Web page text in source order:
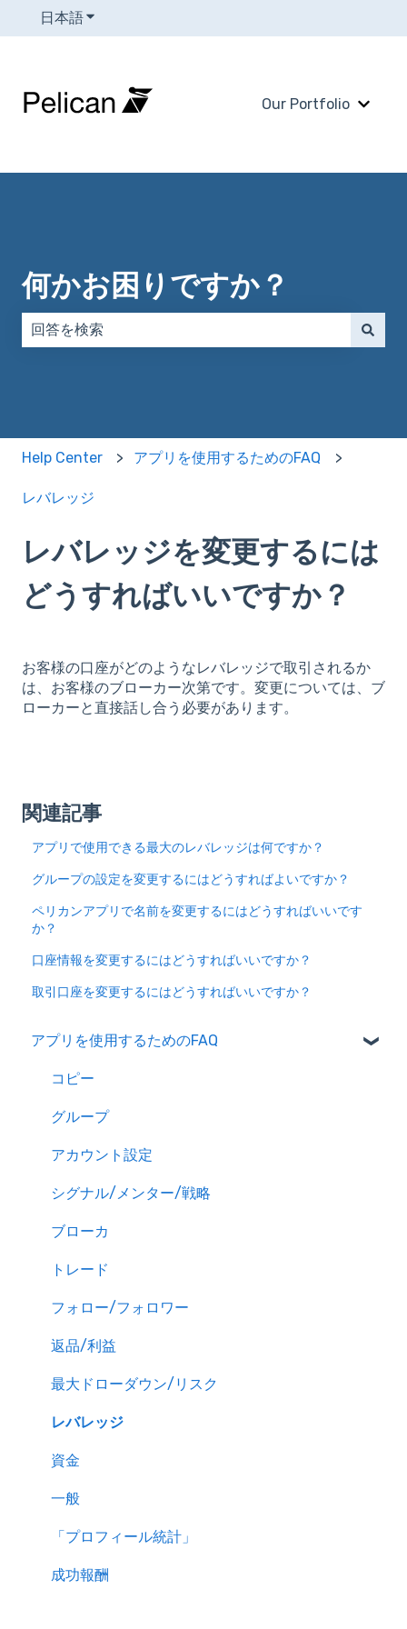
日本語翻訳のサブメニューを表示
Our Portfolio
Our
何かお困りですか？
Help Center アプリを使用するためのFAQ
レバレッジ
レバレッジを変更するには
どうすればいいですか？
お客様の口座がどのようなレバレッジで取引されるか
は、お客様のブローカー次第です。変更については、ブ
ローカーと直接話し合う必要があります。
関連記事
アプリで使用できる最大のレバレッジは何ですか？
グループの設定を変更するにはどうすればよいですか？
ペリカンアプリで名前を変更するにはどうすればいいです
か？
口座情報を変更するにはどうすればいいですか？
取引口座を変更するにはどうすればいいですか？
アプリを使用するためのFAQ
コピー
グループ
アカウント設定
シグナル/メンター/戦略
ブローカ
トレード
フォロー/フォロワー
返品/利益
最大ドローダウン/リスク
レバレッジ
資金
一般
「プロフィール統計」
成功報酬